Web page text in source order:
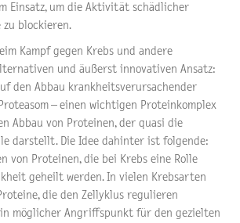
Einsatz, um die Aktivität schädlicher
zu blockieren.
Kampf gegen Krebs und andere
und äußerst innovativen Ansatz:
den Abbau krankheitsverursachender
– einen wichtigen Proteinkomplex
Abbau von Proteinen, der quasi die
darstellt. Die Idee dahinter ist folgende:
von Proteinen, die bei Krebs eine Rolle
geheilt werden. In vielen Krebsarten
die den Zellyklus regulieren
möglicher Angriffspunkt für den gezielten